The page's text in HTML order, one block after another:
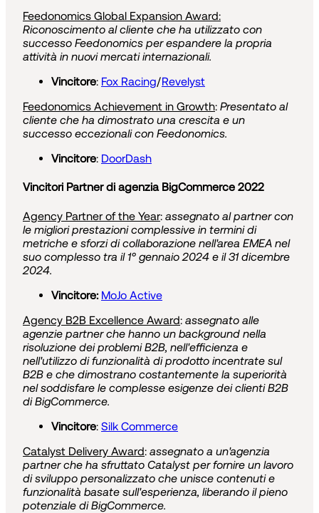
Feedonomics Global Expansion Award:
Riconoscimento al cliente che ha utilizzato con
successo Feedonomics per espandere la propria
attività in nuovi mercati internazionali.
Vincitore: Fox Racing/Revelyst
Feedonomics Achievement in Growth: Presentato al
cliente che ha dimostrato una crescita e un
successo eccezionali con Feedonomics.
Vincitore: DoorDash
Vincitori Partner di agenzia BigCommerce 2022
Agency Partner of the Year: assegnato al partner con
le migliori prestazioni complessive in termini di
metriche e sforzi di collaborazione nell'area EMEA nel
suo complesso tra il 1° gennaio 2024 e il 31 dicembre
2024.
Vincitore: MoJo Active
Agency B2B Excellence Award: assegnato alle
agenzie partner che hanno un background nella
risoluzione dei problemi B2B, nell'efficienza e
nell'utilizzo di funzionalità di prodotto incentrate sul
B2B e che dimostrano costantemente la superiorità
nel soddisfare le complesse esigenze dei clienti B2B
di BigCommerce.
Vincitore: Silk Commerce
Catalyst Delivery Award: assegnato a un'agenzia
partner che ha sfruttato Catalyst per fornire un lavoro
di sviluppo personalizzato che unisce contenuti e
funzionalità basate sull'esperienza, liberando il pieno
potenziale di BigCommerce.